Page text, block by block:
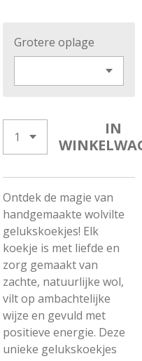
Grotere oplage
IN
Ontdek de magie van
handgemaakte wolvilte
gelukskoekjes! Elk
koekje is met liefde en
zorg gemaakt van
zachte, natuurlijke wol,
vilt op ambachtelijke
wijze en gevuld met
positieve energie. Deze
unieke gelukskoekjes